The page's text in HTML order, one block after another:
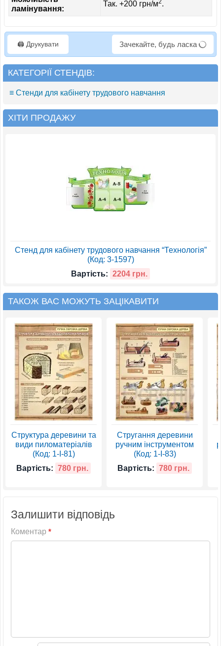
ламінування:
Так. +200 грн/м2.
🖨️ Друкувати Зачекайте, будь ласка
КАТЕГОРІЇ СТЕНДІВ:
≡ Стенди для кабінету трудового навчання
ХІТИ ПРОДАЖУ
Стенд для кабінету трудового навчання “Технологія”
(Код: 3-1597)
Вартість: 2204 грн.
ТАКОЖ ВАС МОЖУТЬ ЗАЦІКАВИТИ
Структура деревини та
види пиломатеріалів
(Код: 1-І-81)
Вартість: 780 грн.
Стругання деревини
ручним інструментом
(Код: 1-І-83)
Вартість: 780 грн.
Залишити відповідь
Коментар *